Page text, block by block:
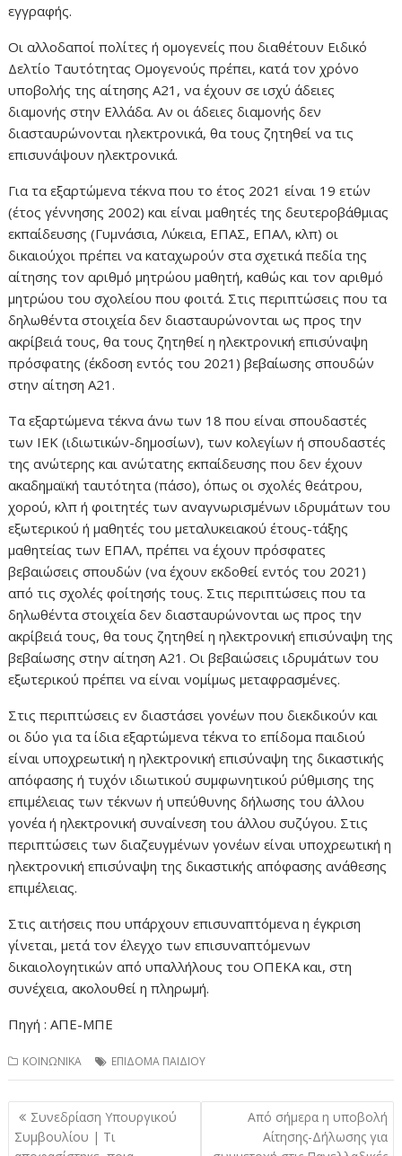
εγγραφής.
Οι αλλοδαποί πολίτες ή ομογενείς που διαθέτουν Ειδικό
Δελτίο Ταυτότητας Ομογενούς πρέπει, κατά τον χρόνο
υποβολής της αίτησης Α21, να έχουν σε ισχύ άδειες
διαμονής στην Ελλάδα. Αν οι άδειες διαμονής δεν
διασταυρώνονται ηλεκτρονικά, θα τους ζητηθεί να τις
επισυνάψουν ηλεκτρονικά.
Για τα εξαρτώμενα τέκνα που το έτος 2021 είναι 19 ετών
(έτος γέννησης 2002) και είναι μαθητές της δευτεροβάθμιας
εκπαίδευσης (Γυμνάσια, Λύκεια, ΕΠΑΣ, ΕΠΑΛ, κλπ) οι
δικαιούχοι πρέπει να καταχωρούν στα σχετικά πεδία της
αίτησης τον αριθμό μητρώου μαθητή, καθώς και τον αριθμό
μητρώου του σχολείου που φοιτά. Στις περιπτώσεις που τα
δηλωθέντα στοιχεία δεν διασταυρώνονται ως προς την
ακρίβειά τους, θα τους ζητηθεί η ηλεκτρονική επισύναψη
πρόσφατης (έκδοση εντός του 2021) βεβαίωσης σπουδών
στην αίτηση Α21.
Τα εξαρτώμενα τέκνα άνω των 18 που είναι σπουδαστές
των ΙΕΚ (ιδιωτικών-δημοσίων), των κολεγίων ή σπουδαστές
της ανώτερης και ανώτατης εκπαίδευσης που δεν έχουν
ακαδημαϊκή ταυτότητα (πάσο), όπως οι σχολές θεάτρου,
χορού, κλπ ή φοιτητές των αναγνωρισμένων ιδρυμάτων του
εξωτερικού ή μαθητές του μεταλυκειακού έτους-τάξης
μαθητείας των ΕΠΑΛ, πρέπει να έχουν πρόσφατες
βεβαιώσεις σπουδών (να έχουν εκδοθεί εντός του 2021)
από τις σχολές φοίτησής τους. Στις περιπτώσεις που τα
δηλωθέντα στοιχεία δεν διασταυρώνονται ως προς την
ακρίβειά τους, θα τους ζητηθεί η ηλεκτρονική επισύναψη της
βεβαίωσης στην αίτηση Α21. Οι βεβαιώσεις ιδρυμάτων του
εξωτερικού πρέπει να είναι νομίμως μεταφρασμένες.
Στις περιπτώσεις εν διαστάσει γονέων που διεκδικούν και
οι δύο για τα ίδια εξαρτώμενα τέκνα το επίδομα παιδιού
είναι υποχρεωτική η ηλεκτρονική επισύναψη της δικαστικής
απόφασης ή τυχόν ιδιωτικού συμφωνητικού ρύθμισης της
επιμέλειας των τέκνων ή υπεύθυνης δήλωσης του άλλου
γονέα ή ηλεκτρονική συναίνεση του άλλου συζύγου. Στις
περιπτώσεις των διαζευγμένων γονέων είναι υποχρεωτική η
ηλεκτρονική επισύναψη της δικαστικής απόφασης ανάθεσης
επιμέλειας.
Στις αιτήσεις που υπάρχουν επισυναπτόμενα η έγκριση
γίνεται, μετά τον έλεγχο των επισυναπτόμενων
δικαιολογητικών από υπαλλήλους του ΟΠΕΚΑ και, στη
συνέχεια, ακολουθεί η πληρωμή.
Πηγή : ΑΠΕ-ΜΠΕ
ΚΟΙΝΩΝΙΚΑ ΕΠΙΔΟΜΑ ΠΑΙΔΙΟΥ
Πλοήγηση
άρθρων
Συνεδρίαση Υπουργικού
Συμβουλίου | Τι
Από σήμερα η υποβολή
Αίτησης-Δήλωσης για